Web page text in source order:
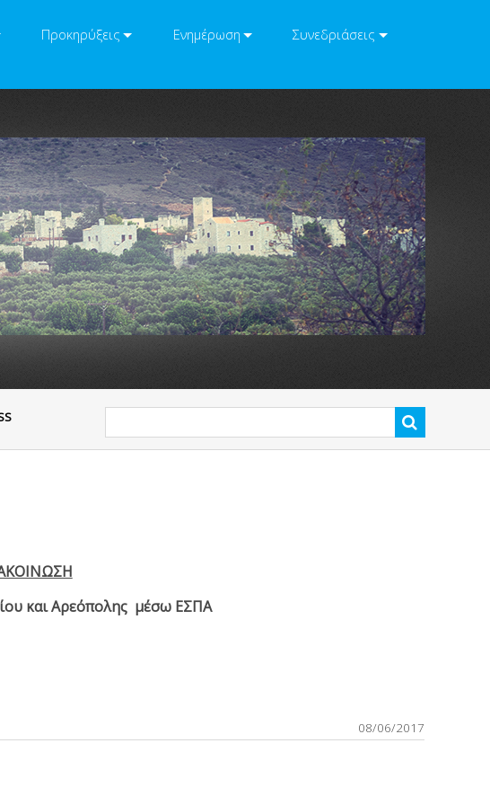
Προκηρύξεις Ενημέρωση
Συνεδριάσεις
και Αρεόπολης μέσω ΕΣΠΑ
08/06/2017